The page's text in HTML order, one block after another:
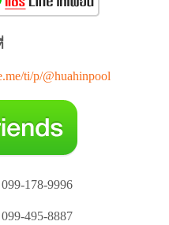
ti/p/@huahinpool
178-9996
495-8887